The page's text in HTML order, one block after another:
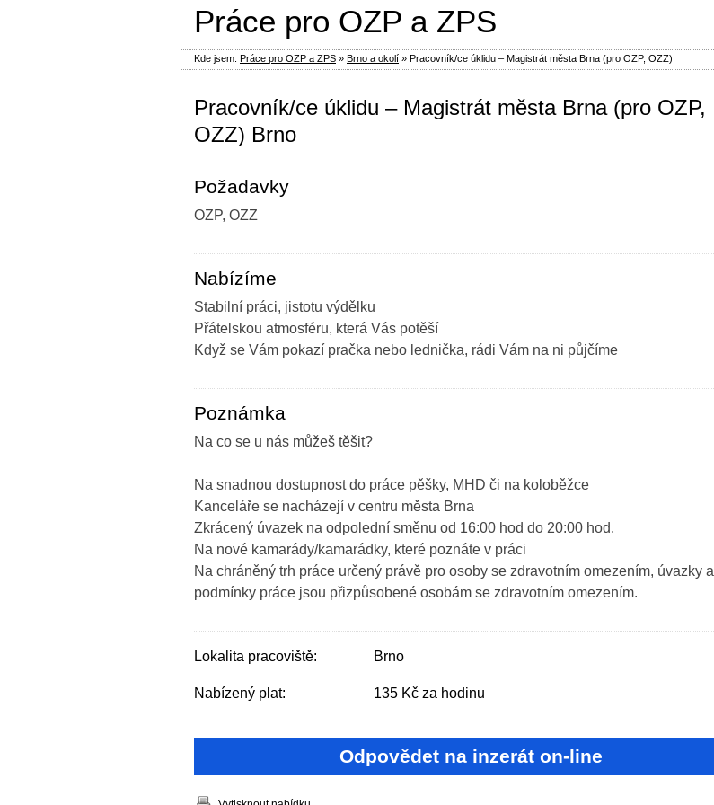
Pracovník/ce úklidu – Magistrát města Brna (pro OZP,
OZZ) Brno
Požadavky
OZP, OZZ
Nabízíme
Stabilní práci, jistotu výdělku
Přátelskou atmosféru, která Vás potěší
Když se Vám pokazí pračka nebo lednička, rádi Vám na ni půjčíme
Poznámka
Na co se u nás můžeš těšit?
Na snadnou dostupnost do práce pěšky, MHD či na koloběžce
Kanceláře se nacházejí v centru města Brna
Zkrácený úvazek na odpolední směnu od 16:00 hod do 20:00 hod.
Na nové kamarády/kamarádky, které poznáte v práci
Na chráněný trh práce určený právě pro osoby se zdravotním omezením, úvazky a
podmínky práce jsou přizpůsobené osobám se zdravotním omezením.
Lokalita pracoviště: Brno
Nabízený plat: 135 Kč za hodinu
Odpovědet na inzerát on-line
Práce pro OZP a ZPS
Kde jsem: Práce pro OZP a ZPS » Brno a okolí » Pracovník/ce úklidu – Magistrát města Brna (pro OZP, OZZ)